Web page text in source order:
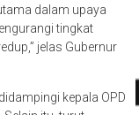
dalam upaya
tingkat
jelas Gubernur
kepala OPD